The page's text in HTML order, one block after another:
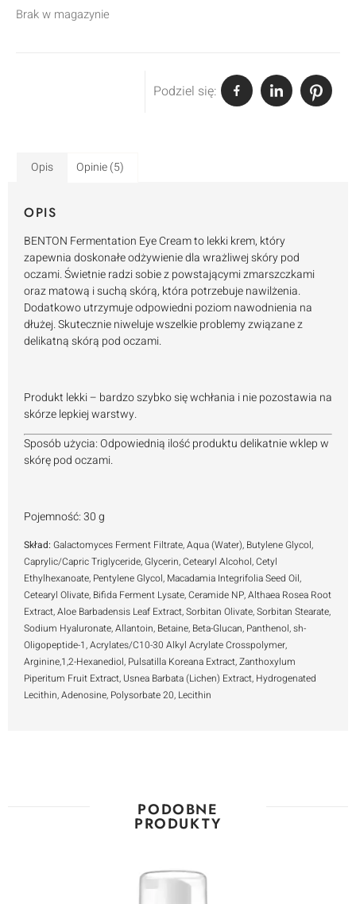
Brak w magazynie
Podziel się:
Opis Opinie (5)
OPIS
BENTON Fermentation Eye Cream to lekki krem, który
zapewnia doskonałe odżywienie dla wrażliwej skóry pod
oczami. Świetnie radzi sobie z powstającymi zmarszczkami
oraz matową i suchą skórą, która potrzebuje nawilżenia.
Dodatkowo utrzymuje odpowiedni poziom nawodnienia na
dłużej. Skutecznie niweluje wszelkie problemy związane z
delikatną skórą pod oczami.
Produkt lekki – bardzo szybko się wchłania i nie pozostawia na
skórze lepkiej warstwy.
Sposób użycia: Odpowiednią ilość produktu delikatnie wklep w
skórę pod oczami.
Pojemność: 30 g
Skład: Galactomyces Ferment Filtrate, Aqua (Water), Butylene Glycol,
Caprylic/Capric Triglyceride, Glycerin, Cetearyl Alcohol, Cetyl
Ethylhexanoate, Pentylene Glycol, Macadamia Integrifolia Seed Oil,
Cetearyl Olivate, Bifida Ferment Lysate, Ceramide NP, Althaea Rosea Root
Extract, Aloe Barbadensis Leaf Extract, Sorbitan Olivate, Sorbitan Stearate,
Sodium Hyaluronate, Allantoin, Betaine, Beta-Glucan, Panthenol, sh-
Oligopeptide-1, Acrylates/C10-30 Alkyl Acrylate Crosspolymer,
Arginine,1,2-Hexanediol, Pulsatilla Koreana Extract, Zanthoxylum
Piperitum Fruit Extract, Usnea Barbata (Lichen) Extract, Hydrogenated
Lecithin, Adenosine, Polysorbate 20, Lecithin
PODOBNE
PRODUKTY